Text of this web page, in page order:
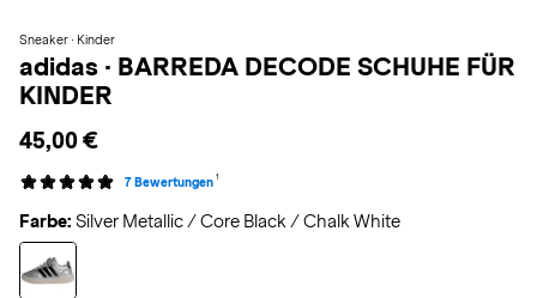
Sneaker · Kinder
adidas · BARREDA DECODE SCHUHE FÜR
KINDER
45,00 €
7 Bewertungen 1
Farbe: Silver Metallic / Core Black / Chalk White